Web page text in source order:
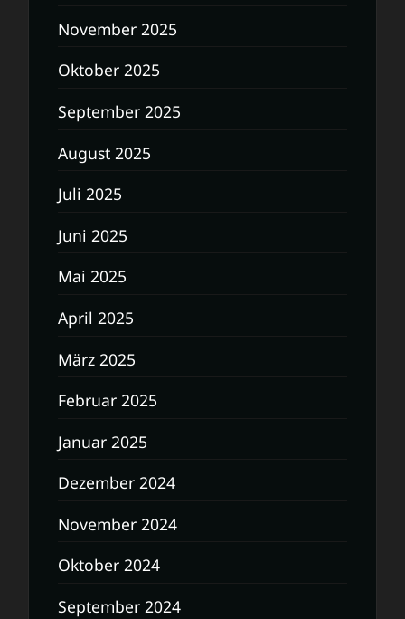
November 2025
Oktober 2025
September 2025
August 2025
Juli 2025
Juni 2025
Mai 2025
April 2025
März 2025
Februar 2025
Januar 2025
Dezember 2024
November 2024
Oktober 2024
September 2024